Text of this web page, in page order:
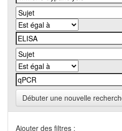
Débuter une nouvelle
Ajouter des filtres :